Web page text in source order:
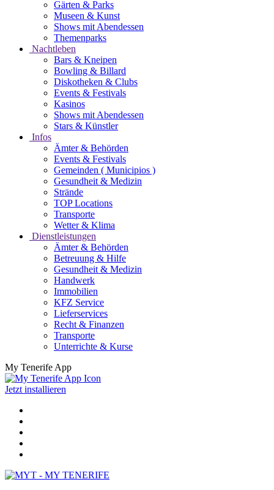
Gärten & Parks
Museen & Kunst
Shows mit Abendessen
Themenparks
Nachtleben
Bars & Kneipen
Bowling & Billard
Diskotheken & Clubs
Events & Festivals
Kasinos
Shows mit Abendessen
Stars & Künstler
Infos
Ämter & Behörden
Events & Festivals
Gemeinden ( Municipios )
Gesundheit & Medizin
Strände
TOP Locations
Transporte
Wetter & Klima
Dienstleistungen
Ämter & Behörden
Betreuung & Hilfe
Gesundheit & Medizin
Handwerk
Immobilien
KFZ Service
Lieferservices
Recht & Finanzen
Transporte
Unterrichte & Kurse
My Tenerife App
Jetzt installieren